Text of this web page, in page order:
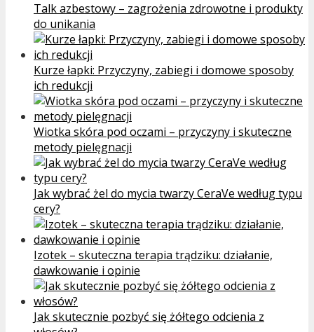
Talk azbestowy – zagrożenia zdrowotne i produkty
do unikania
Kurze łapki: Przyczyny, zabiegi i domowe sposoby
ich redukcji
Wiotka skóra pod oczami – przyczyny i skuteczne
metody pielęgnacji
Jak wybrać żel do mycia twarzy CeraVe według typu
cery?
Izotek – skuteczna terapia trądziku: działanie,
dawkowanie i opinie
Jak skutecznie pozbyć się żółtego odcienia z